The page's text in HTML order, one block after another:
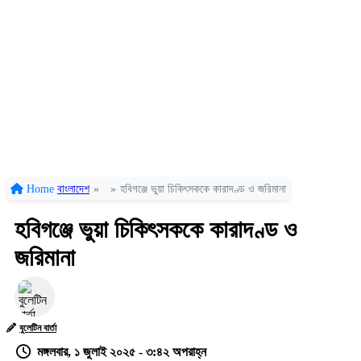
Home বাংলাদেশ » » হবিগঞ্জে ভুয়া চিকিৎসককে কারাদণ্ড ও জরিমানা
হবিগঞ্জে ভুয়া চিকিৎসককে কারাদণ্ড ও
জরিমানা
বুলেটিন বার্তা
মঙ্গলবার, ১ জুলাই ২০২৫ - ৩:৪২ অপরাহ্ন